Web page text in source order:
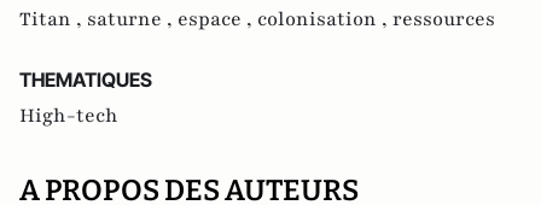
Titan , saturne , espace , colonisation , ressources
THEMATIQUES
High-tech
A PROPOS DES AUTEURS